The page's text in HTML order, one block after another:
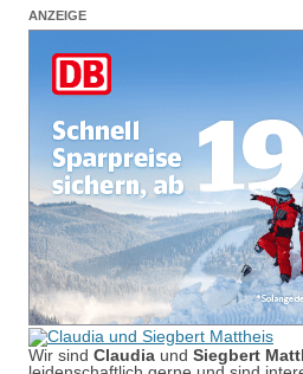
ANZEIGE
Wir sind Claudia und Siegbert